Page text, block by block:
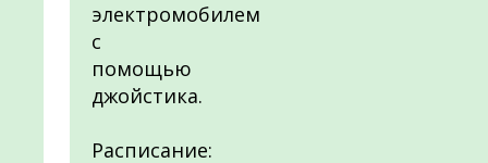
электромобилем
с
помощью
джойстика.
Расписание: